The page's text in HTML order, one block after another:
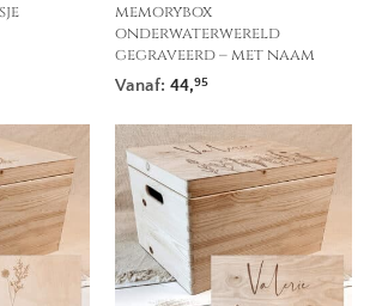
memorybox
onderwaterwereld
gegraveerd – met naam
Vanaf: 44,95